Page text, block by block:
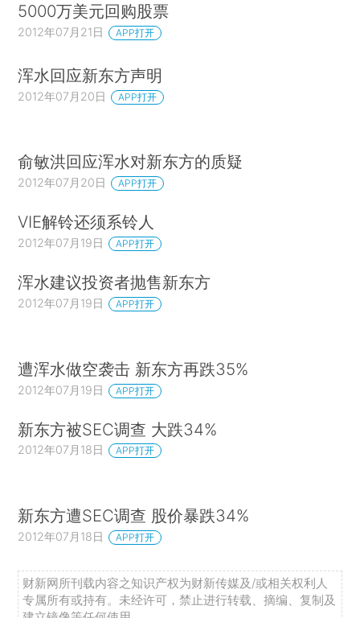
5000万美元回购股票
2012年07月21日 APP打开
浑水回应新东方声明
2012年07月20日 APP打开
俞敏洪回应浑水对新东方的质疑
2012年07月20日 APP打开
VIE解铃还须系铃人
2012年07月19日 APP打开
浑水建议投资者抛售新东方
2012年07月19日 APP打开
遭浑水做空袭击 新东方再跌35%
2012年07月19日 APP打开
新东方被SEC调查 大跌34%
2012年07月18日 APP打开
新东方遭SEC调查 股价暴跌34%
2012年07月18日 APP打开
财新网所刊载内容之知识产权为财新传媒及/或相关权利人
专属所有或持有。未经许可，禁止进行转载、摘编、复制及